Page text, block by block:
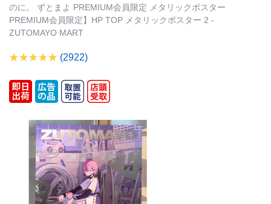
のに。 ずとまよ PREMIUM会員限定 メタリックポスター
PREMIUM会員限定】HP TOP メタリックポスター 2 -
ZUTOMAYO MART
(2922)